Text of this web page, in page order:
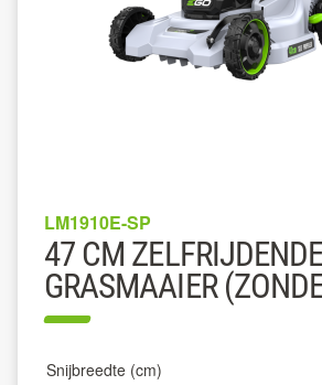
LM1910E-SP
47 CM
GRASMAAIER
Snijbreedte (cm)